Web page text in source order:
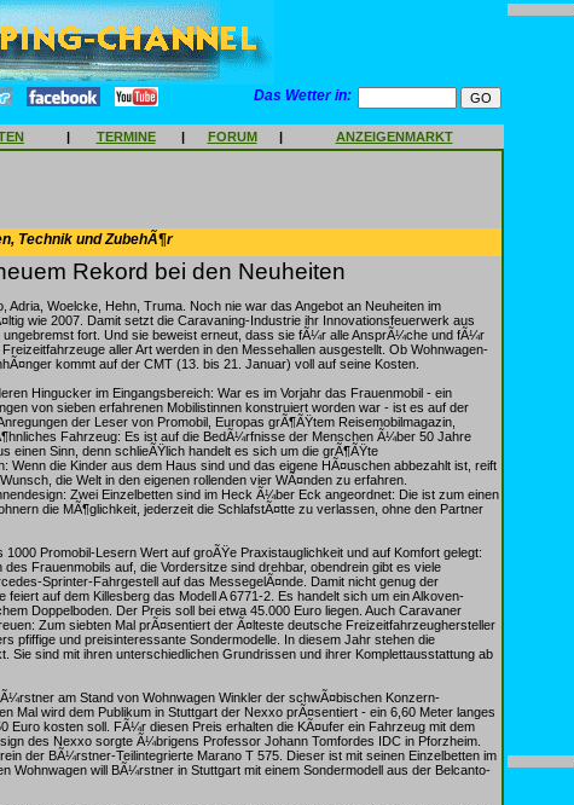
Das Wetter in:
| TERMINE | FORUM | ANZEIGENMARKT
Technik und ZubehÃ¶r
Rekord bei den Neuheiten
Adria, Woelcke, Hehn, Truma. Noch nie war das Angebot an Neuheiten im
wie 2007. Damit setzt die Caravaning-Industrie ihr Innovationsfeuerwerk aus
fort. Und sie beweist erneut, dass sie fÃ¼r alle AnsprÃ¼che und fÃ¼r
aller Art werden in den Messehallen ausgestellt. Ob Wohnwagen-
kommt auf der CMT (13. bis 21. Januar) voll auf seine Kosten.
Hingucker im Eingangsbereich: War es im Vorjahr das Frauenmobil - ein
von sieben erfahrenen Mobilistinnen konstruiert worden war - ist es auf der
der Leser von Promobil, Europas grÃ¶ÃŸtem Reisemobilmagazin,
Fahrzeug: Es ist auf die BedÃ¼rfnisse der Menschen Ã¼ber 50 Jahre
einen Sinn, denn schlieÃŸlich handelt es sich um die grÃ¶ÃŸte
Wenn die Kinder aus dem Haus sind und das eigene HÃ¤uschen abbezahlt ist, reift
die Welt in den eigenen rollenden vier WÃ¤nden zu erfahren.
Zwei Einzelbetten sind im Heck Ã¼ber Eck angeordnet: Die ist zum einen
die MÃ¶glichkeit, jederzeit die SchlafstÃ¤tte zu verlassen, ohne den Partner
Promobil-Lesern Wert auf groÃŸe Praxistauglichkeit und auf Komfort gelegt:
Frauenmobils auf, die Vordersitze sind drehbar, obendrein gibt es viele
Sprinter-Fahrgestell auf das MessegelÃ¤nde. Damit nicht genug der
feiert auf dem Killesberg das Modell A 6771-2. Es handelt sich um ein Alkoven-
Doppelboden. Der Preis soll bei etwa 45.000 Euro liegen. Auch Caravaner
Zum siebten Mal prÃ¤sentiert der Ã¤lteste deutsche Freizeitfahrzeughersteller
pfiffige und preisinteressante Sondermodelle. In diesem Jahr stehen die
Sie sind mit ihren unterschiedlichen Grundrissen und ihrer Komplettausstattung ab
am Stand von Wohnwagen Winkler der schwÃ¤bischen Konzern-
Mal wird dem Publikum in Stuttgart der Nexxo prÃ¤sentiert - ein 6,60 Meter langes
Euro kosten soll. FÃ¼r diesen Preis erhalten die KÃ¤ufer ein Fahrzeug mit dem
des Nexxo sorgte Ã¼brigens Professor Johann Tomfordes IDC in Pforzheim.
der BÃ¼rstner-Teilintegrierte Marano T 575. Dieser ist mit seinen Einzelbetten im
Wohnwagen will BÃ¼rstner in Stuttgart mit einem Sondermodell aus der Belcanto-